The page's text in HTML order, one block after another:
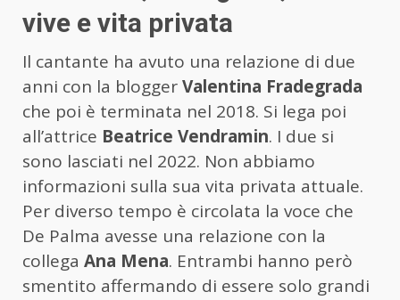
vive e vita privata
Il cantante ha avuto una relazione di due
anni con la bloggerValentina Fradegrada
che poi è terminata nel 2018. Si lega poi
all’attrice Beatrice Vendramin. I due si
sono lasciati nel 2022. Non abbiamo
informazioni sulla sua vita privata attuale.
Per diverso tempo è circolata la voce che
De Palma avesse una relazione con la
collega Ana Mena. Entrambi hanno però
smentito affermando di essere solo grandi